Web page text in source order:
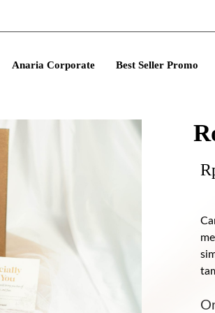
Anaria Corporate Best Seller Promo